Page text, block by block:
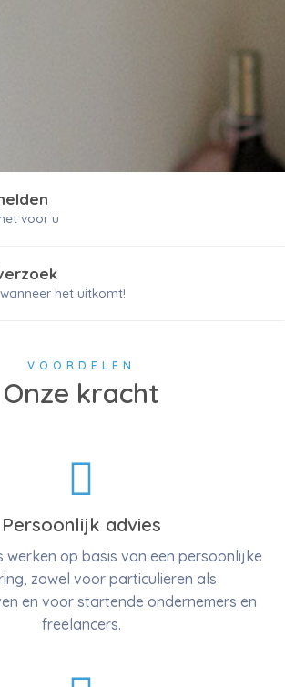
voor u
het uitkomt!
VOORDELEN
Onze kracht
Persoonlijk advies
werken op basis van een persoonlijke
zowel voor particulieren als
en voor startende ondernemers en
freelancers.